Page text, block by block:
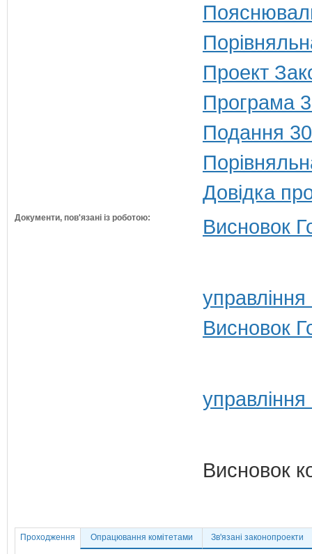
Проект
Програма
Подання
Довідка
Документи, пов'язані із роботою: Висновок
Висновок
Висновок
Проходження Опрацювання комітетами Зв'язані законопроекти